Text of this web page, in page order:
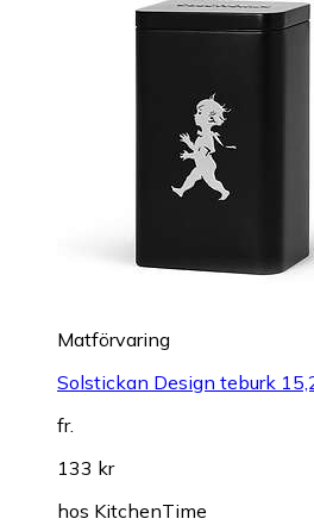
Matförvaring
Solstickan Design teburk
fr.
133 kr
hos KitchenTime